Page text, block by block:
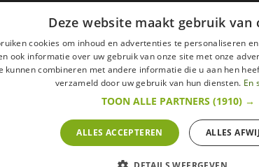
Wettelijke vermeldingen
op deze website zijn met alle belastingen inbegrepen.
Deze website maakt gebruik van
cookies om inhoud en advertenties te personaliseren
ook informatie over uw gebruik van onze site met onze
kunnen combineren met andere informatie die u aan hen
verzameld door uw gebruik van hun diensten. En
TOON ALLE PARTNERS (1910) →
ALLES ACCEPTEREN ALLES